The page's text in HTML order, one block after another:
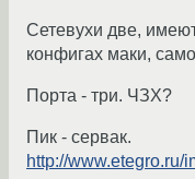
Сетевухи две,
конфигах маки,
Порта - три. ЧЗХ?
Пик - сервак.
http://www.etegro.ru/